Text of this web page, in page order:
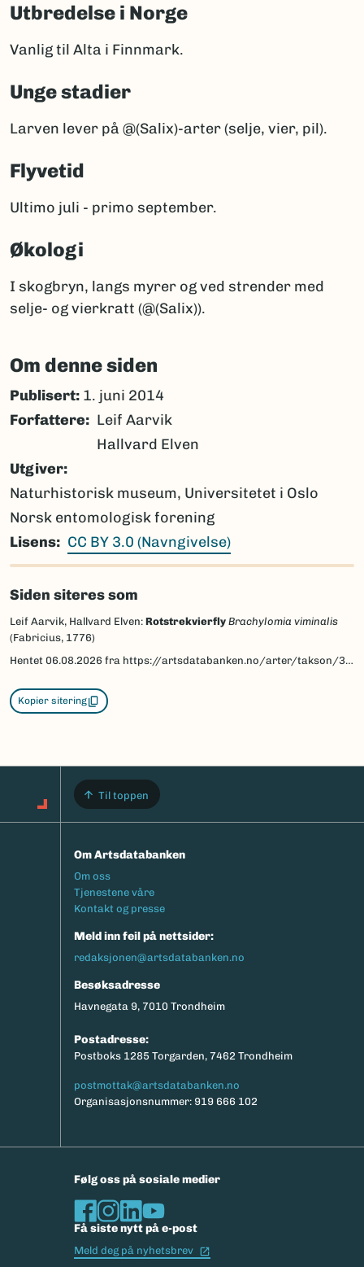
Utbredelse i Norge
Vanlig til Alta i Finnmark.
Unge stadier
Larven lever på @(Salix)-arter (selje, vier, pil).
Flyvetid
Ultimo juli - primo september.
Økologi
I skogbryn, langs myrer og ved strender med
selje- og vierkratt (@(Salix)).
Om denne siden
Publisert: 1. juni 2014
Forfattere
Leif Aarvik
Hallvard Elven
Utgiver
Naturhistorisk museum, Universitetet i Oslo
Norsk entomologisk forening
Lisens
CC BY 3.0 (Navngivelse)
Siden siteres som
Leif Aarvik, Hallvard Elven: Rotstrekvierfly Brachylomia viminalis
(Fabricius, 1776)
Hentet 06.08.2026 fra https://artsdatabanken.no/arter/takson/30758/beskrivelse
Kopier sitering
Til toppen
Om Artsdatabanken
Footermeny
Om oss
Tjenestene våre
Kontakt og presse
Meld inn feil på nettsider:
redaksjonen@artsdatabanken.no
Besøksadresse
Havnegata 9, 7010 Trondheim
Postadresse:
Postboks 1285 Torgarden, 7462 Trondheim
postmottak@artsdatabanken.no
Organisasjonsnummer: 919 666 102
Følg oss på sosiale medier
Få siste nytt på e-post
Meld deg på nyhetsbrev